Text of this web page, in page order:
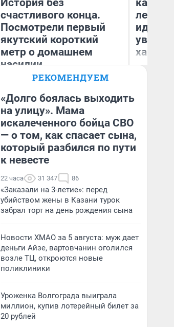
История без
счастливого конца.
Посмотрели первый
якутский короткий
метр о домашнем
насилии
идею
РЕКОМЕНДУЕМ
«Долго боялась выходить
на улицу». Мама
искалеченного бойца СВО
— о том, как спасает сына,
который разбился по пути
к невесте
22 часа 31 347 86
«Заказали на 3-летие»: перед
убийством жены в Казани турок
забрал торт на день рождения сына
Новости ХМАО за 5 августа: муж дает
деньги Айзе, вартовчанин оголился
возле ТЦ, откроются новые
поликлиники
Уроженка Волгограда выиграла
миллион, купив лотерейный билет за
20 рублей